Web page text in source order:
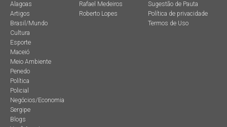
Alagoas
Artigos
Brasil/Mundo
Cultura
Esporte
Maceió
Meio Ambiente
Penedo
Política
Policial
Negócios/Economia
Sergipe
Blogs
Rafael Medeiros
Roberto Lopes
Sugestão de Pauta
Política de privacidade
Termos de Uso